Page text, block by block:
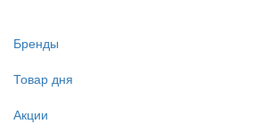
Бренды
Товар дня
Акции